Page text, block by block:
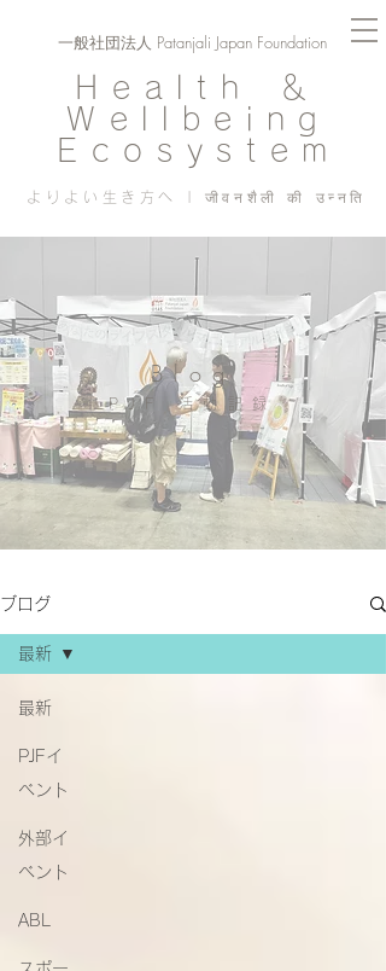
Health ＆
Wellbeing
Ecosystem
よりよい生き方へ | जीवनशैली की उन्नति
一般社団法人 Patanjali Japan Foundation
Blog
PJF ​活動記録
ブログ
最新
PJFイ
ベント
外部イ
ベント
ABL
最新